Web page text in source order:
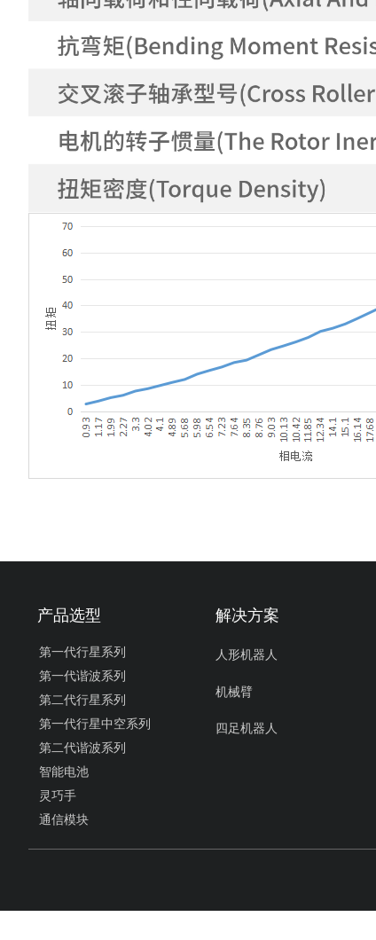
产品选型
第一代行星系列
第一代谐波系列
第二代行星系列
第一代行星中空系列
第二代谐波系列
智能电池
灵巧手
通信模块
解决方案
人形机器人
机械臂
四足机器人